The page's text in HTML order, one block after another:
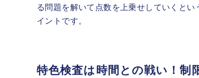
る問題を解いて点数を上乗せしていくと
イントです。
特色検査は時間との戦い！制